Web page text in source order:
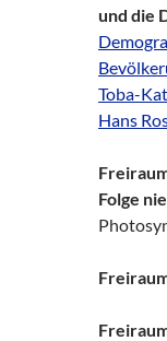
und die
Toba-
Hans
Folge